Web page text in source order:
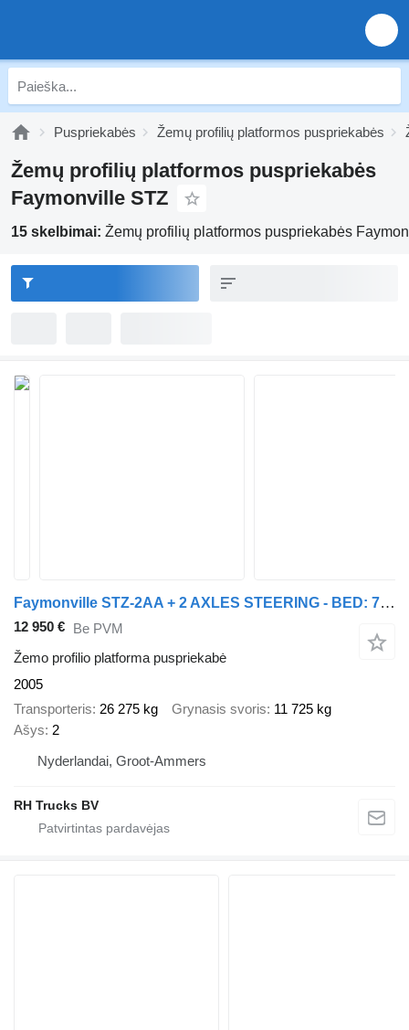
Puspriekabės Žemų profilių platformos puspriekabės
Žemų profilių platformos puspriekabės
Faymonville STZ
15 skelbimai: Žemų profilių platformos puspriekabės
Faymonville STZ-2AA + 2 AXLES STEERING - BED: 7,40 + 3,55 METER
12 950 € Be PVM
Žemo profilio platforma puspriekabė
2005
Transporteris 26 275 kg Grynasis svoris 11 725 kg
Ašys 2
Nyderlandai, Groot-Ammers
RH Trucks BV